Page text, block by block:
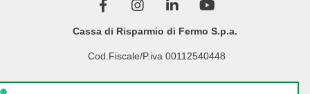
Cassa di Risparmio di Fermo S.p.a.
Cod.Fiscale/P.iva 00112540448